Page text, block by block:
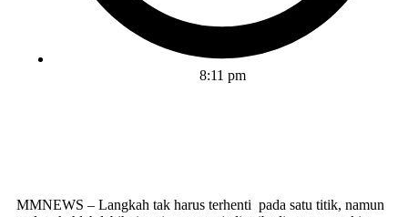
8:11 pm
MMNEWS – Langkah tak harus terhenti pada satu titik, namun